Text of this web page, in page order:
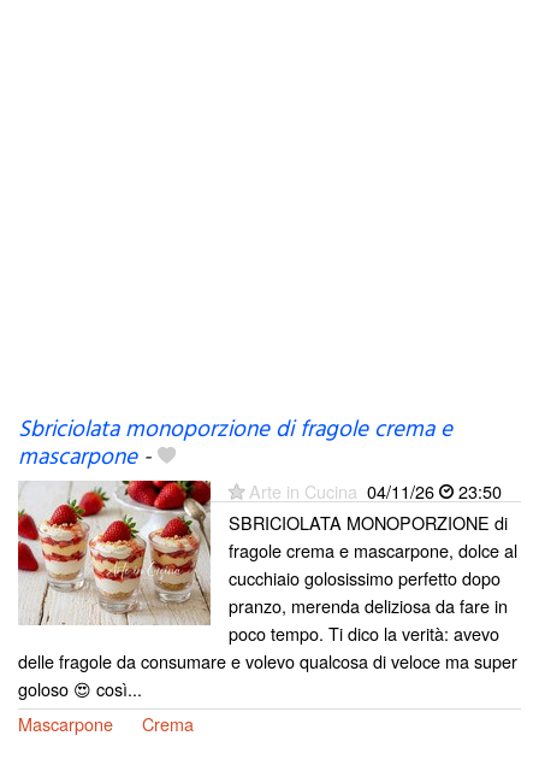
Sbriciolata monoporzione di fragole crema e
mascarpone-
Arte in Cucina 04/11/26
23:50
SBRICIOLATA MONOPORZIONE di
fragole crema e mascarpone, dolce al
cucchiaio golosissimo perfetto dopo
pranzo, merenda deliziosa da fare in
poco tempo. Ti dico la verità: avevo
delle fragole da consumare e volevo qualcosa di veloce ma super
goloso 😍 così...
Mascarpone
Crema